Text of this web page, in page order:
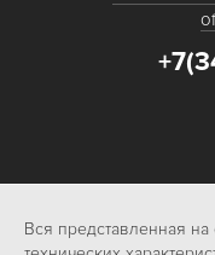
Вся представленная